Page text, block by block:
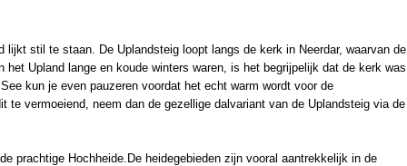
lijkt stil te staan. De Uplandsteig loopt langs de kerk in Neerdar, waarvan de
het Upland lange en koude winters waren, is het begrijpelijk dat de kerk was
kun je even pauzeren voordat het echt warm wordt voor de
te vermoeiend, neem dan de gezellige dalvariant van de Uplandsteig via de
prachtige Hochheide.De heidegebieden zijn vooral aantrekkelijk in de